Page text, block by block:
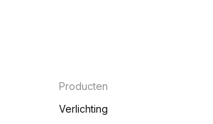
Producten
Verlichting